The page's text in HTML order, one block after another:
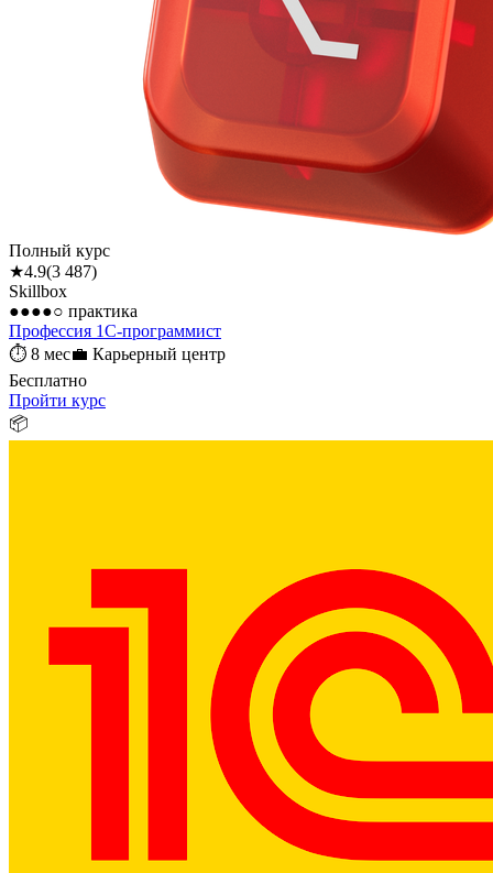
Полный курс
★4.9(3 487)
Skillbox
●●●●○ практика
Профессия 1С-программист
⏱ 8 мес💼 Карьерный центр
Бесплатно
Пройти курс
📦